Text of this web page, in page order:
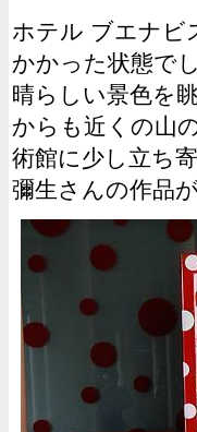
ホテル ブエナビ
かかった状態で
晴らしい景色を
からも近くの山
術館に少し立ち
彌生さんの作品